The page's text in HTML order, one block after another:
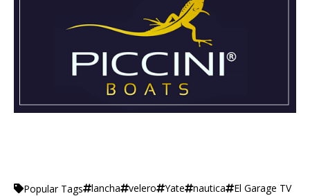
Popular Tags lancha velero Yate nautica El Garage TV